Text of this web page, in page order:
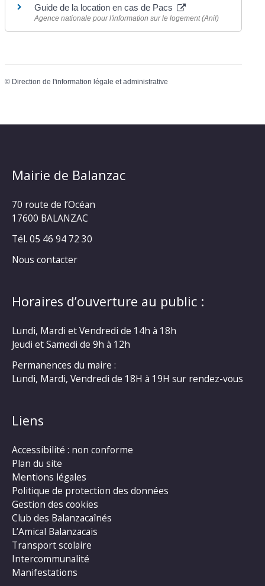
Guide de la location en cas de Pacs
Agence nationale pour l'information sur le logement (Anil)
© Direction de l'information légale et administrative
Mairie de Balanzac
70 route de l’Océan
17600 BALANZAC
Tél. 05 46 94 72 30
Nous contacter
Horaires d’ouverture au public :
Lundi, Mardi et Vendredi de 14h à 18h
Jeudi et Samedi de 9h à 12h
Permanences du maire :
Lundi, Mardi, Vendredi de 18H à 19H sur rendez-vous
Liens
Accessibilité : non conforme
Plan du site
Mentions légales
Politique de protection des données
Gestion des cookies
Club des Balanzacaînés
L’Amical Balanzacais
Transport scolaire
Intercommunalité
Manifestations